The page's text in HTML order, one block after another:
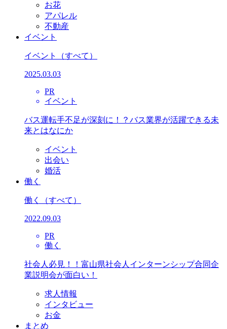
お花
アパレル
不動産
イベント
イベント （すべて）
2025.03.03
PR
イベント
バス運転手不足が深刻に！？バス業界が活躍できる未
来とはなにか
イベント
出会い
婚活
働く
働く （すべて）
2022.09.03
PR
働く
社会人必見！！富山県社会人インターンシップ合同企
業説明会が面白い！
求人情報
インタビュー
お金
まとめ